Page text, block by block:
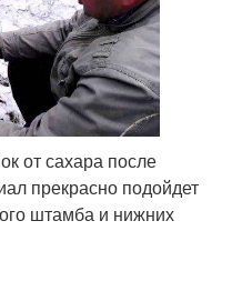
от сахара после
прекрасно подойдет
штамба и нижних